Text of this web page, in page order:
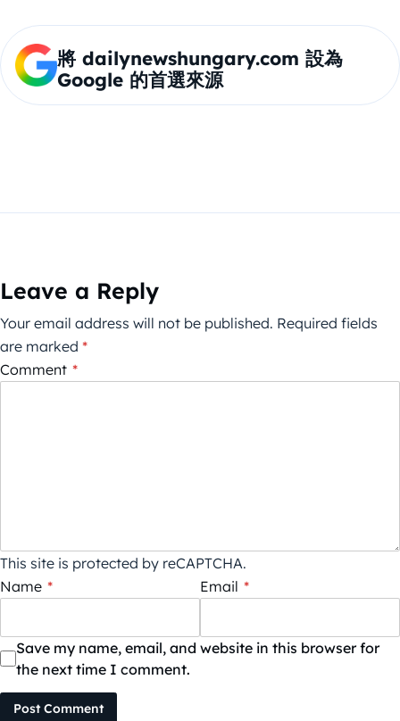
將 dailynewshungary.com 設為
Google 的首選來源
Leave a Reply
Your email address will not be published. Required fields
are marked *
Comment *
This site is protected by reCAPTCHA.
Name * Email *
Save my name, email, and website in this browser for
the next time I comment.
Post Comment